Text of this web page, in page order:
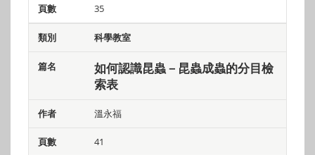
35
科學教室
如何認識昆蟲－昆蟲成蟲的分目檢
索表
溫永福
41